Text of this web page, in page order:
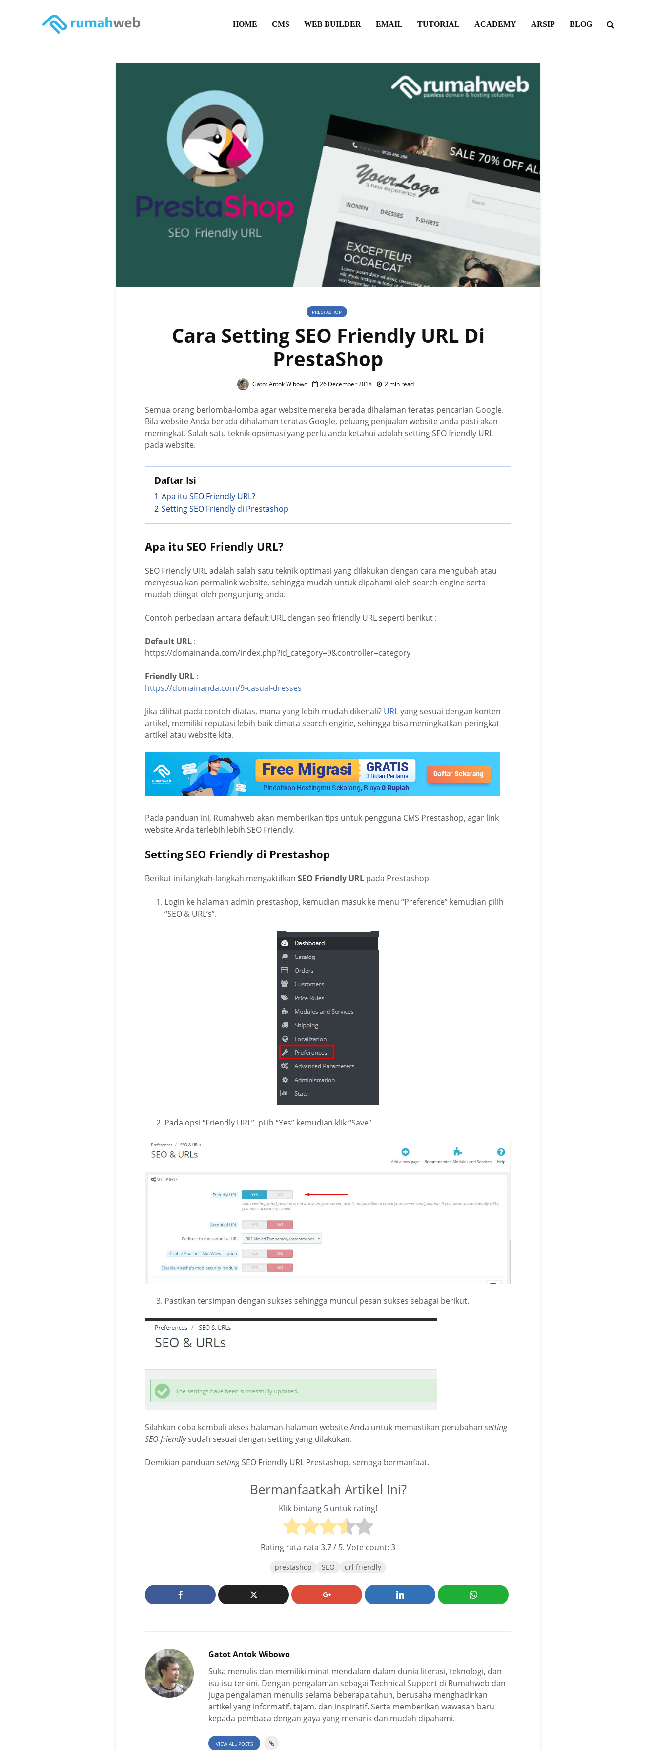
HOME CMS WEB BUILDER EMAIL TUTORIAL ACADEMY ARSIP BLOG
PRESTASHOP
Cara Setting SEO Friendly URL Di
PrestaShop
Gatot Antok Wibowo 26 December 2018 2 min read
Semua orang berlomba-lomba agar website mereka berada dihalaman teratas pencarian Google.
Bila website Anda berada dihalaman teratas Google, peluang penjualan website anda pasti akan
meningkat. Salah satu teknik opsimasi yang perlu anda ketahui adalah setting SEO friendly URL
pada website.
Daftar Isi
1 Apa itu SEO Friendly URL?
2 Setting SEO Friendly di Prestashop
Apa itu SEO Friendly URL?
SEO Friendly URL adalah salah satu teknik optimasi yang dilakukan dengan cara mengubah atau
menyesuaikan permalink website, sehingga mudah untuk dipahami oleh search engine serta
mudah diingat oleh pengunjung anda.
Contoh perbedaan antara default URL dengan seo friendly URL seperti berikut :
Default URL :
https://domainanda.com/index.php?id_category=9&controller=category
Friendly URL :
https://domainanda.com/9-casual-dresses
Jika dilihat pada contoh diatas, mana yang lebih mudah dikenali? URLyang sesuai dengan konten
artikel, memiliki reputasi lebih baik dimata search engine, sehingga bisa meningkatkan peringkat
artikel atau website kita.
Pada panduan ini, Rumahweb akan memberikan tips untuk pengguna CMS Prestashop, agar link
website Anda terlebih lebih SEO Friendly.
Setting SEO Friendly di Prestashop
Berikut ini langkah-langkah mengaktifkan SEO Friendly URL pada Prestashop.
Login ke halaman admin prestashop, kemudian masuk ke menu “Preference” kemudian pilih
“SEO & URL’s”.
Pada opsi “Friendly URL”, pilih “Yes” kemudian klik “Save”
Pastikan tersimpan dengan sukses sehingga muncul pesan sukses sebagai berikut.
Silahkan coba kembali akses halaman-halaman website Anda untuk memastikan perubahan setting
SEO friendlysudah sesuai dengan setting yang dilakukan.
Demikian panduan settingSEO Friendly URL Prestashop, semoga bermanfaat.
Bermanfaatkah Artikel Ini?
Klik bintang 5 untuk rating!
Rating rata-rata 3.7/ 5. Vote count: 3
prestashop SEO url friendly
Gatot Antok Wibowo
Suka menulis dan memiliki minat mendalam dalam dunia literasi, teknologi, dan
isu-isu terkini. Dengan pengalaman sebagai Technical Support di Rumahweb dan
juga pengalaman menulis selama beberapa tahun, berusaha menghadirkan
artikel yang informatif, tajam, dan inspiratif. Serta memberikan wawasan baru
kepada pembaca dengan gaya yang menarik dan mudah dipahami.
VIEW ALL POSTS